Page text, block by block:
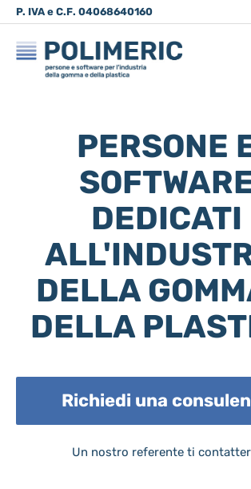
P. IVA e C.F. 04068640160
PERSONE
DEDICATI
DELLA
DELLA
Richiedi una
Un nostro referente ti